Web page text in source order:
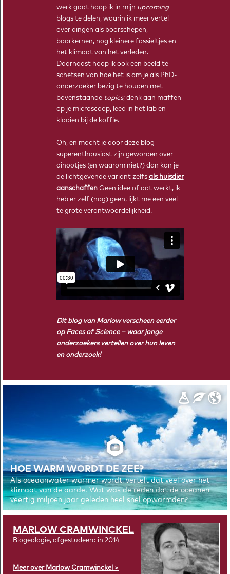
werk gaat hoop ik in mijn upcoming
blogs te delen, waarin ik meer vertel
over dingen als boorschepen,
boorkernen, nog kleinere fossieltjes en
het klimaat van het verleden.
Daarnaast hoop ik ook een beeld te
schetsen van hoe het is om je als PhD-
onderzoeker bezig te houden met
bovenstaande topics; denk aan maffen
op je microscoop, leed in het lab en
klooien bij de koffie.
Oh, en mocht je door deze blog
superenthousiast zijn geworden over
dinootjes (en waarom niet?) dan kan je
de lichtgevende variant zelfs als huisdier
aanschaffenGeen idee of dat werkt, ik
heb er zelf (nog) geen, lijkt me een veel
te grote verantwoordelijkheid.
Dit blog van Marlow verscheen eerder
op Faces of Science– waar jonge
onderzoekers vertellen over hun leven
en onderzoek!
HOE WARM WORDT DE ZEE?
Als oceaanwater warmer wordt, vertelt dat veel over het
klimaat van de aarde. Wat was de reden dat de oceanen
veertig miljoen jaar geleden heel snel opwarmden?
MARLOW CRAMWINCKEL
Biogeologie, afgestudeerd in 2014
Meer over Marlow Cramwinckel